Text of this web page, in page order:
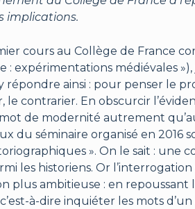
implications.
cours au Collège de France
: expérimentations médiévales
répondre ainsi : pour penser le
le contrarier. En obscurcir
mot de modernité autrement
du séminaire organisé en 2016
». On le sait :
les historiens. Or
plus ambitieuse : en
à-dire inquiéter les mots